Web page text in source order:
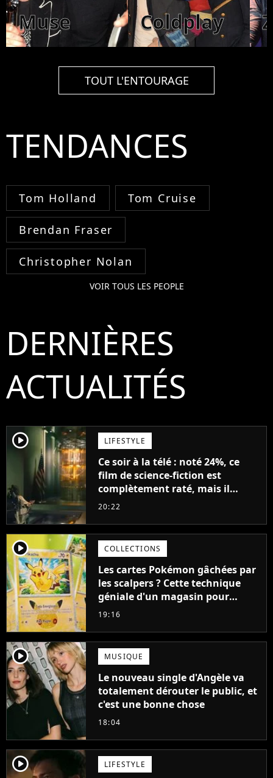
Muse Coldplay
TOUT L'ENTOURAGE
TENDANCES
Tom Holland Tom Cruise
Brendan Fraser
Christopher Nolan
VOIR TOUS LES PEOPLE
DERNIÈRES
ACTUALITÉS
player2 LIFESTYLE
Ce soir à la télé : noté 24%, ce
film de science-fiction est
complètement raté, mais il
aurait pu être encore pire à
20:22
player2 COLLECTIONS
Les cartes Pokémon gâchées par
les scalpers ? Cette technique
géniale d'un magasin pour
ruiner les revendeurs
19:16
player2 MUSIQUE
Le nouveau single d'Angèle va
totalement dérouter le public, et
c'est une bonne chose
18:04
player2 LIFESTYLE